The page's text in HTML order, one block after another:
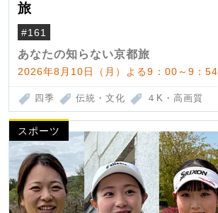
旅
#161
あなたの知らない京都旅
2026年8月10日（月）よる9：00～9：54
四季 伝統・文化 ４K・高画質
スポーツ